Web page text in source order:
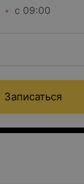
с 09:00
Записаться